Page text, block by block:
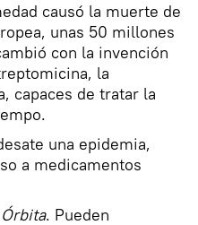
causó la muerte de
unas 50 millones
con la invención
la
capaces de tratar la
una epidemia,
a medicamentos
. Pueden